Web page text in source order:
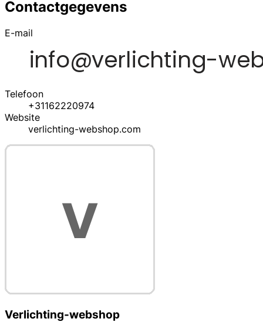
Contactgegevens
E-mail
Telefoon
+31162220974
Website
verlichting-webshop.com
Verlichting-webshop